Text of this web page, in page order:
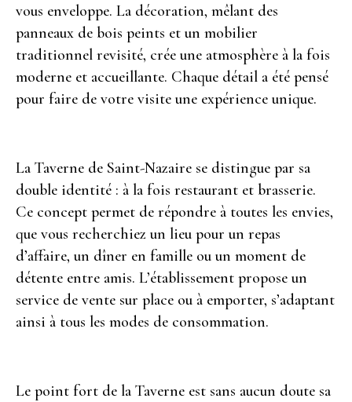
vous enveloppe. La décoration, mêlant des
panneaux de bois peints et un mobilier
traditionnel revisité, crée une atmosphère à la fois
moderne et accueillante. Chaque détail a été pensé
pour faire de votre visite une expérience unique.
La Taverne de Saint-Nazaire se distingue par sa
double identité : à la fois restaurant et brasserie.
Ce concept permet de répondre à toutes les envies,
que vous recherchiez un lieu pour un repas
d’affaire, un dîner en famille ou un moment de
détente entre amis. L’établissement propose un
service de vente sur place ou à emporter, s’adaptant
ainsi à tous les modes de consommation.
Le point fort de la Taverne est sans aucun doute sa